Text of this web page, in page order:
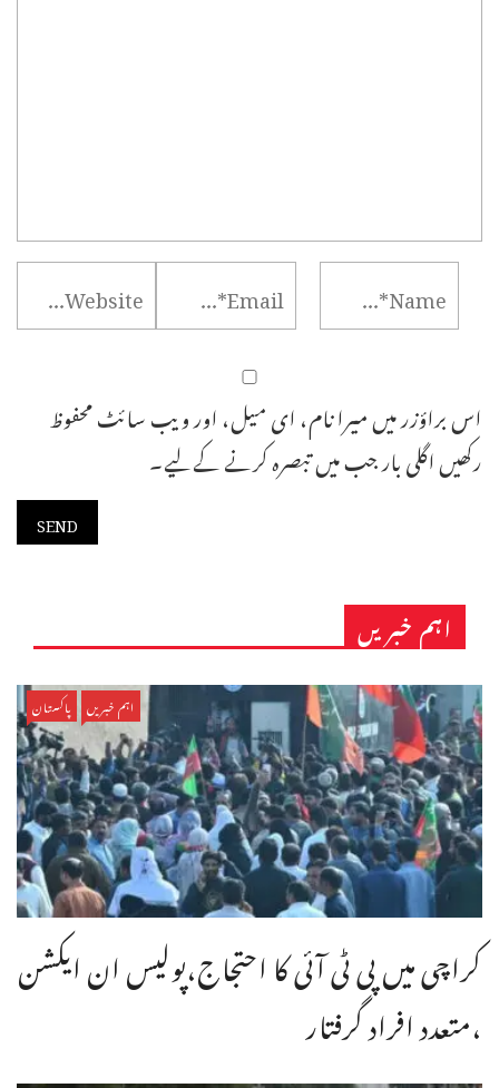
اس براؤزر میں میرا نام، ای میل، اور ویب سائٹ محفوظ
رکھیں اگلی بار جب میں تبصرہ کرنے کےلیے۔
اہم خبریں
اہم خبریں پاکستان
کراچی میں پی ٹی آئی کا احتجاج،پولیس ان ایکشن
،متعدد افراد گرفتار